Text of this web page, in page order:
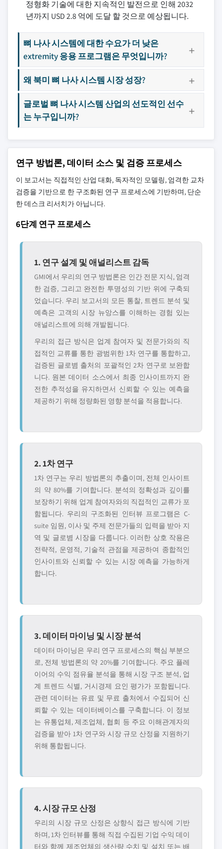
정형화 기술에 대한 지속적인 발전으로 인해 2032
년까지 USD 2.8 억에 도달 할 것으로 예상됩니다.
뼈 나사 시스템에 대한 수요가 더 낮은
extremity 응용 프로그램은 무엇입니까?
왜 북미 뼈 나사 시스템 시장 성장?
글로벌 뼈 나사 시스템 산업의 선도적인 선수
는 누구입니까?
연구 방법론, 데이터 소스 및 검증 프로세스
이 보고서는 직접적인 산업 대화, 독자적인 모델링, 엄격한 교차
검증을 기반으로 한 구조화된 연구 프로세스에 기반하며, 단순
한 데스크 리서치가 아닙니다.
6단계 연구 프로세스
1. 연구 설계 및 애널리스트 감독
GMI에서 우리의 연구 방법론은 인간 전문 지식, 엄격
한 검증, 그리고 완전한 투명성의 기반 위에 구축되
었습니다. 우리 보고서의 모든 통찰, 트렌드 분석 및
예측은 고객의 시장 뉴앙스를 이해하는 경험 있는
애널리스트에 의해 개발됩니다.
우리의 접근 방식은 업계 참여자 및 전문가와의 직
접적인 교류를 통한 광범위한 1차 연구를 통합하고,
검증된 글로볌 출처의 포괄적인 2차 연구로 보완합
니다. 원본 데이터 소스에서 최종 인사이트까지 완
전한 추적성을 유지하면서 신뢰할 수 있는 예측을
제공하기 위해 정량화된 영향 분석을 적용합니다.
2. 1차 연구
1차 연구는 우리 방법론의 추출이며, 전체 인사이트
의 약 80%를 기여합니다. 분석의 정확성과 깊이를
보장하기 위해 업계 참여자와의 직접적인 교류가 포
함됩니다. 우리의 구조화된 인터뷰 프로그램은 C-
suite 임원, 이사 및 주제 전문가들의 입력을 받아 지
역 및 글로볌 시장을 다룹니다. 이러한 상호 작용은
전략적, 운영적, 기술적 관점을 제공하여 종합적인
인사이트와 신뢰할 수 있는 시장 예측을 가능하게
합니다.
3. 데이터 마이닝 및 시장 분석
데이터 마이닝은 우리 연구 프로세스의 핵심 부분으
로, 전체 방법론의 약 20%를 기여합니다. 주요 플레
이어의 수익 점유율 분석을 통해 시장 구조 분석, 업
계 트렌드 식별, 거시경제 요인 평가가 포함됩니다.
관련 데이터는 유료 및 무료 출처에서 수집되어 신
뢰할 수 있는 데이터베이스를 구축합니다. 이 정보
는 유통업체, 제조업체, 협회 등 주요 이해관계자의
검증을 받아 1차 연구와 시장 규모 산정을 지원하기
위해 통합됩니다.
4. 시장 규모 산정
우리의 시장 규모 산정은 상향식 접근 방식에 기반
하며, 1차 인터뷰를 통해 직접 수집된 기업 수익 데이
터와 함께 제조업체의 생산량 수치 및 설치 또는 배